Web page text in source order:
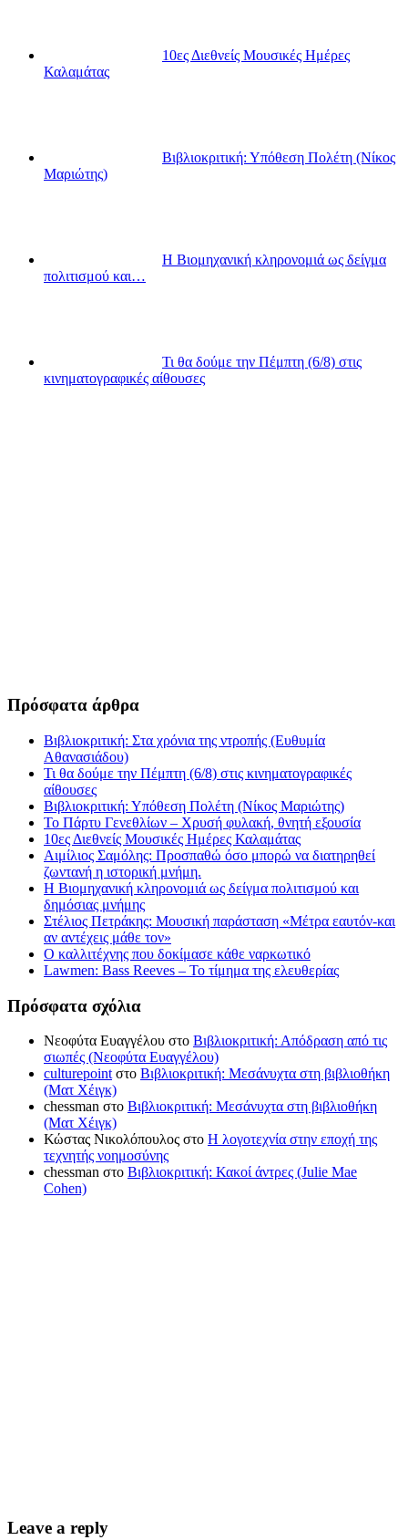
10ες Διεθνείς Μουσικές Ημέρες
Καλαμάτας
Βιβλιοκριτική: Υπόθεση Πολέτη (Νίκος
Μαριώτης)
Η Βιομηχανική κληρονομιά ως δείγμα
πολιτισμού και…
Τι θα δούμε την Πέμπτη (6/8) στις
κινηματογραφικές αίθουσες
Πρόσφατα άρθρα
Βιβλιοκριτική: Στα χρόνια της ντροπής (Ευθυμία
Αθανασιάδου)
Τι θα δούμε την Πέμπτη (6/8) στις κινηματογραφικές
αίθουσες
Βιβλιοκριτική: Υπόθεση Πολέτη (Νίκος Μαριώτης)
Το Πάρτυ Γενεθλίων – Χρυσή φυλακή, θνητή εξουσία
10ες Διεθνείς Μουσικές Ημέρες Καλαμάτας
Αιμίλιος Σαμόλης: Προσπαθώ όσο μπορώ να διατηρηθεί
ζωντανή η ιστορική μνήμη.
Η Βιομηχανική κληρονομιά ως δείγμα πολιτισμού και
δημόσιας μνήμης
Στέλιος Πετράκης: Μουσική παράσταση «Μέτρα εαυτόν-και
αν αντέχεις μάθε τον»
Ο καλλιτέχνης που δοκίμασε κάθε ναρκωτικό
Lawmen: Bass Reeves – Το τίμημα της ελευθερίας
Πρόσφατα σχόλια
Νεοφύτα Ευαγγέλου στο Βιβλιοκριτική: Απόδραση από τις
σιωπές (Νεοφύτα Ευαγγέλου)
culturepointστο Βιβλιοκριτική: Μεσάνυχτα στη βιβλιοθήκη
(Ματ Χέιγκ)
chessman στο Βιβλιοκριτική: Μεσάνυχτα στη βιβλιοθήκη
(Ματ Χέιγκ)
Κώστας Νικολόπουλος στο Η λογοτεχνία στην εποχή της
τεχνητής νοημοσύνης
chessman στο Βιβλιοκριτική: Κακοί άντρες (Julie Mae
Cohen)
Leave a reply